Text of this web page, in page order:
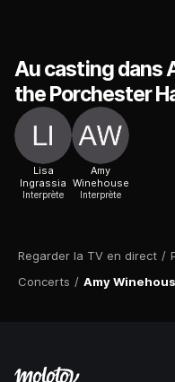
Regarder la TV en direct /
Concerts / Amy
Au casting dans
the Porchester
Lisa
Ingrassia
Interprète
Amy
Winehouse
Interprète